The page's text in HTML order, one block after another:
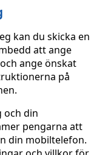
kan du skicka en
att ange
ange önskat
på
och din
pengarna att
din mobiltelefon.